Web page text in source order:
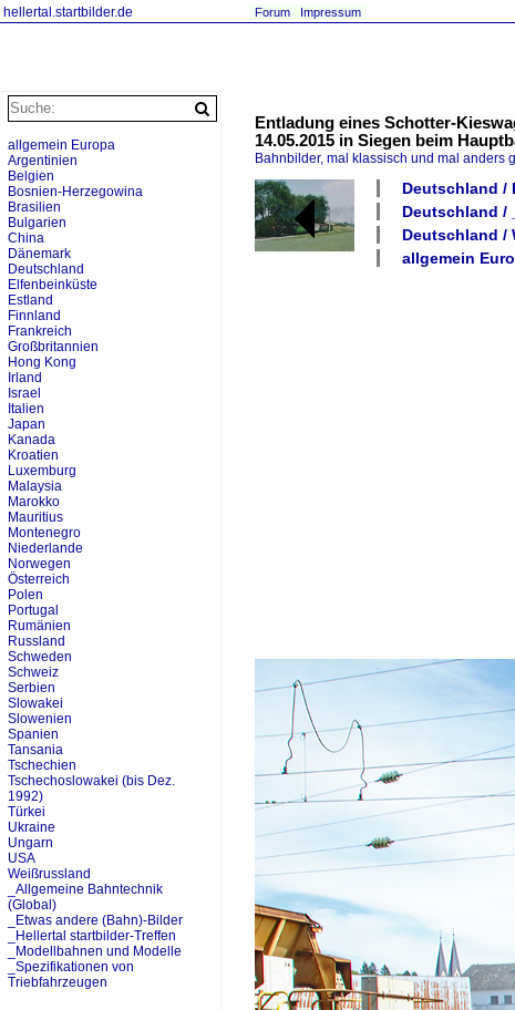
hellertal.startbilder.de Forum Impressum
Entladung eines Schotter-
14.05.2015 in Siegen beim
Bahnbilder, mal klassisch und mal anders
Deutschland /
Deutschland /
Deutschland /
allgemein
allgemein Europa
Argentinien
Belgien
Bosnien-Herzegowina
Brasilien
Bulgarien
China
Dänemark
Deutschland
Elfenbeinküste
Estland
Finnland
Frankreich
Großbritannien
Hong Kong
Irland
Israel
Italien
Japan
Kanada
Kroatien
Luxemburg
Malaysia
Marokko
Mauritius
Montenegro
Niederlande
Norwegen
Österreich
Polen
Portugal
Rumänien
Russland
Schweden
Schweiz
Serbien
Slowakei
Slowenien
Spanien
Tansania
Tschechien
Tschechoslowakei (bis Dez.
1992)
Türkei
Ukraine
Ungarn
USA
Weißrussland
_Allgemeine Bahntechnik
(Global)
_Etwas andere (Bahn)-Bilder
_Hellertal startbilder-Treffen
_Modellbahnen und Modelle
_Spezifikationen von
Triebfahrzeugen